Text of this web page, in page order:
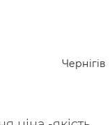
Чернігів